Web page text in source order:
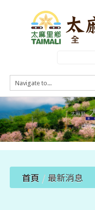
首頁 / 最新消息